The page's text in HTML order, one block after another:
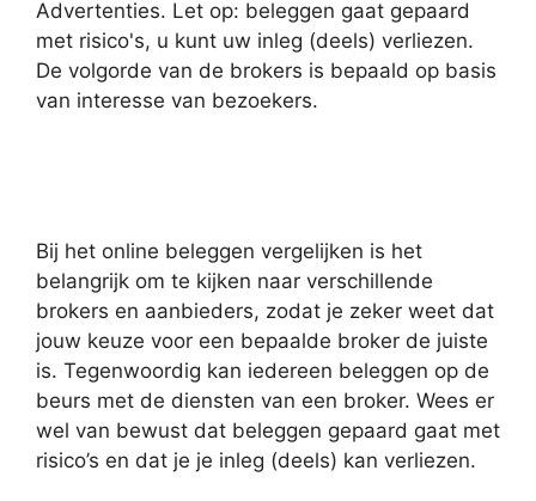
Advertenties. Let op: beleggen gaat gepaard
met risico's, u kunt uw inleg (deels) verliezen.
De volgorde van de brokers is bepaald op basis
van interesse van bezoekers.
Bij het online beleggen vergelijken is het
belangrijk om te kijken naar verschillende
brokers en aanbieders, zodat je zeker weet dat
jouw keuze voor een bepaalde broker de juiste
is. Tegenwoordig kan iedereen beleggen op de
beurs met de diensten van een broker. Wees er
wel van bewust dat beleggen gepaard gaat met
risico’s en dat je je inleg (deels) kan verliezen.